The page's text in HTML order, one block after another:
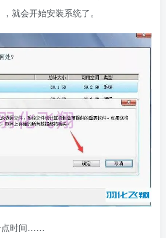
就会开始安装系统了。
点时间……